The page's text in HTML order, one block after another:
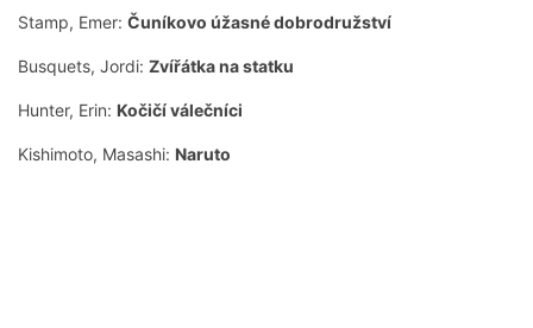
Stamp, Emer: Čuníkovo úžasné dobrodružství
Busquets, Jordi: Zvířátka na statku
Hunter, Erin: Kočičí válečníci
Kishimoto, Masashi: Naruto